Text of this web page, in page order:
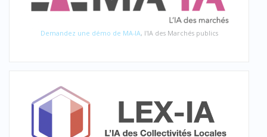
Demandez une démo de MA-IA, l'IA des Marchés publics